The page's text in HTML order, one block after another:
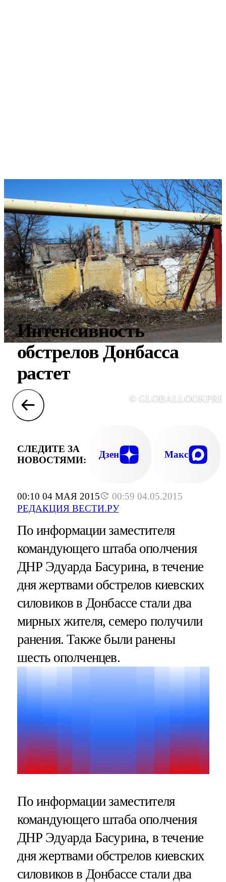
00:10 04 МАЯ 2015
00:59 04.05.2015
РЕДАКЦИЯ ВЕСТИ.РУ
Интенсивность
обстрелов Донбасса
растет
©
СЛЕДИТЕ ЗА
НОВОСТЯМИ:
Дзен Макс
По информации заместителя
командующего штаба ополчения
ДНР Эдуарда Басурина, в течение
дня жертвами обстрелов киевских
силовиков в Донбассе стали два
мирных жителя, семеро получили
ранения. Также были ранены
шесть ополченцев.
По информации заместителя
командующего штаба ополчения
ДНР Эдуарда Басурина, в течение
дня жертвами обстрелов киевских
силовиков в Донбассе стали два